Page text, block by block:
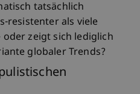
tatsächlich
resistenter als viele
zeigt sich lediglich
globaler Trends?